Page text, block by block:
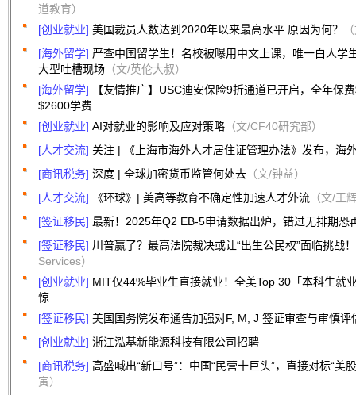
道教育）
[创业就业] 美国裁员人数达到2020年以来最高水平 原因为何？
[海外留学] 严查中国留学生！名校被曝用中文上课，唯一白人学
大型吐槽现场 （文/英伦大叔）
[海外留学]
【友情推广】USC迪安保险9折通道已开启，全年保
$2600学费
[创业就业] AI对就业的影响及应对策略 （文/CF40研究部）
[人才交流] 关注 | 《上海市海外人才居住证管理办法》发布，海
[商讯税务] 深度 | 全球加密货币监管何处去 （文/钟益）
[人才交流]
《环球》| 美高等教育不确定性加速人才外流 （文/王
[签证移民] 最新！2025年Q2 EB-5申请数据出炉，错过无排期恐
[签证移民] 川普赢了？最高法院裁决或让“出生公民权”面临挑战！
Services）
[创业就业] MIT仅44%毕业生直接就业！全美Top 30「本科生就
惊……
[签证移民] 美国国务院发布通告加强对F, M, J 签证审查与审慎评
[创业就业] 浙江泓基新能源科技有限公司招聘
[商讯税务] 高盛喊出“新口号”：中国“民营十巨头”，直接对标“美
寅）